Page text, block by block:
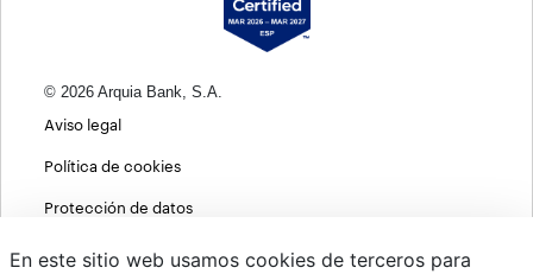
© 2026 Arquia Bank, S.A.
Aviso legal
Política de cookies
Protección de datos
En este sitio web usamos cookies de terceros para